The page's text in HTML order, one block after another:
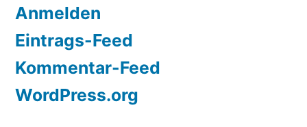
Anmelden
Eintrags-Feed
Kommentar-Feed
WordPress.org